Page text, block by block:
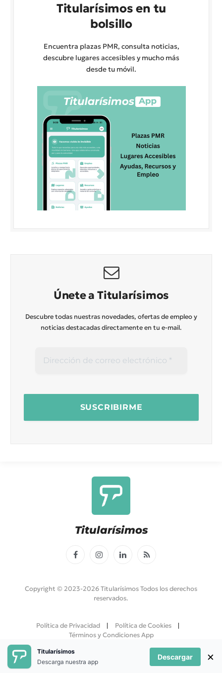
Titularísimos en tu
bolsillo
Encuentra plazas PMR, consulta noticias,
descubre lugares accesibles y mucho más
desde tu móvil.
Únete a Titularísimos
Descubre todas nuestras novedades, ofertas de empleo y
noticias destacadas directamente en tu e-mail.
Titularísimos
FacebookInstagramLinkedInRSS
Copyright © 2023-2026 Titularísimos Todos los derechos
reservados.
Política de Privacidad
Política de Cookies
Términos y Condiciones App
Titularísimos
Descarga nuestra app
Descargar ×